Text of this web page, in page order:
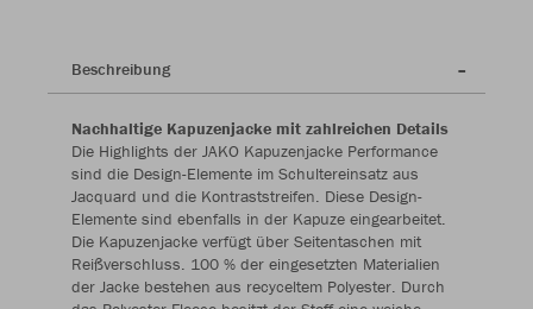
Beschreibung
Nachhaltige Kapuzenjacke mit zahlreichen Details
Die Highlights der JAKO Kapuzenjacke Performance
sind die Design-Elemente im Schultereinsatz aus
Jacquard und die Kontraststreifen. Diese Design-
Elemente sind ebenfalls in der Kapuze eingearbeitet.
Die Kapuzenjacke verfügt über Seitentaschen mit
Reißverschluss. 100 % der eingesetzten Materialien
der Jacke bestehen aus recyceltem Polyester. Durch